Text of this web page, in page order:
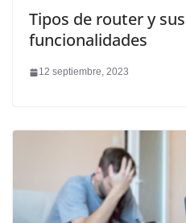
Tipos de router y
funcionalidades
12 septiembre, 2023